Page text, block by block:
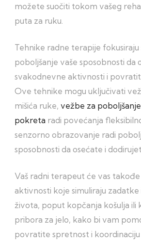
možete suočiti tokom vašeg
puta za ruku.
Tehnike radne terapije fokusiraju
poboljšanje vaše sposobnosti da
svakodnevne aktivnosti i
Ove tehnike mogu uključivati
mišića ruke, vežbe za
pokreta radi povećanja
senzorno obrazovanje radi
sposobnosti da osećate i
Vaš radni terapeut će vas
aktivnosti koje simuliraju
života, poput kopčanja košulja ili
pribora za jelo, kako bi vam
povratite spretnost i koordinaciju